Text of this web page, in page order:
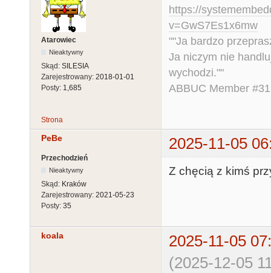
Atarowiec
Nieaktywny
Skąd: SILESIA
Zarejestrowany: 2018-01-01
Posty: 1,685
https://
v=GwS7Es1x6mw
""Ja bardzo
Ja niczym nie
wychodzi.""
ABBUC Member
Strona
PeBe 2025-11-05
Przechodzień
Nieaktywny
Skąd: Kraków
Zarejestrowany: 2021-05-23
Posty: 35
Z chęcią z kimś
koala
2025-11-05
(2025-12-05